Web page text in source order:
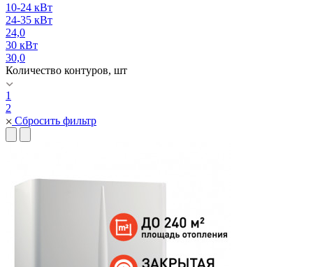
10-24 кВт
24-35 кВт
24,0
30 кВт
30,0
Количество контуров, шт
1
2
Сбросить фильтр